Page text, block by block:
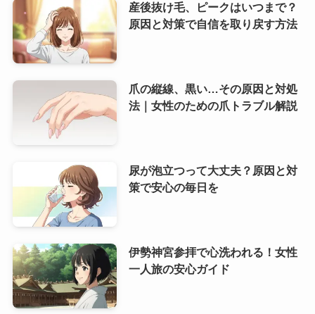
産後抜け毛、ピークはいつまで？
原因と対策で自信を取り戻す方法
爪の縦線、黒い…その原因と対処
法｜女性のための爪トラブル解説
尿が泡立つって大丈夫？原因と対
策で安心の毎日を
伊勢神宮参拝で心洗われる！女性
一人旅の安心ガイド